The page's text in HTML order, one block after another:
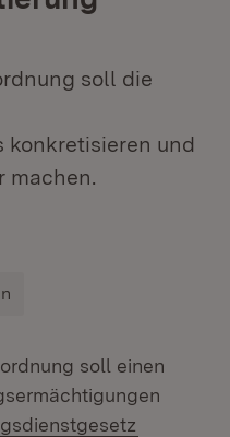
soll die
konkretisieren und
machen.
soll einen